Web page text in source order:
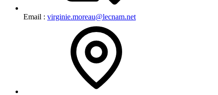
Email : virginie.moreau@lecnam.net